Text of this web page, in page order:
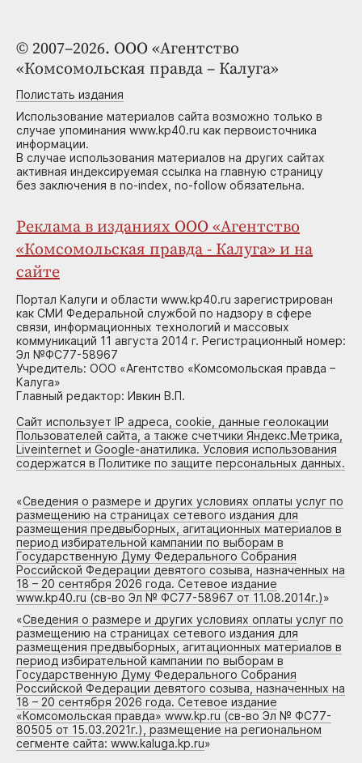
© 2007–2026. ООО «Агентство
«Комсомольская правда – Калуга»
Полистать издания
Использование материалов сайта возможно только в
случае упоминания www.kp40.ru как первоисточника
информации.
В случае использования материалов на других сайтах
активная индексируемая ссылка на главную страницу
без заключения в no-index, no-follow обязательна.
Реклама в изданиях ООО «Агентство
«Комсомольская правда - Калуга» и на
сайте
Портал Калуги и области www.kp40.ru зарегистрирован
как СМИ Федеральной службой по надзору в сфере
связи, информационных технологий и массовых
коммуникаций 11 августа 2014 г. Регистрационный номер:
Эл №ФС77-58967
Учредитель: ООО «Агентство «Комсомольская правда –
Калуга»
Главный редактор: Ивкин В.П.
Сайт использует IP адреса, cookie, данные геолокации
Пользователей сайта, а также счетчики Яндекс.Метрика,
Liveinternet и Google-анатилика. Условия использования
содержатся в Политике по защите персональных данных.
«Сведения о размере и других условиях оплаты услуг по
размещению на страницах сетевого издания для
размещения предвыборных, агитационных материалов в
период избирательной кампании по выборам в
Государственную Думу Федерального Собрания
Российской Федерации девятого созыва, назначенных на
18 – 20 сентября 2026 года. Сетевое издание
www.kp40.ru (св-во Эл № ФС77-58967 от 11.08.2014г.)»
«Сведения о размере и других условиях оплаты услуг по
размещению на страницах сетевого издания для
размещения предвыборных, агитационных материалов в
период избирательной кампании по выборам в
Государственную Думу Федерального Собрания
Российской Федерации девятого созыва, назначенных на
18 – 20 сентября 2026 года. Сетевое издание
«Комсомольская правда» www.kp.ru (св-во Эл № ФС77-
80505 от 15.03.2021г.), размещение на региональном
сегменте сайта: www.kaluga.kp.ru»